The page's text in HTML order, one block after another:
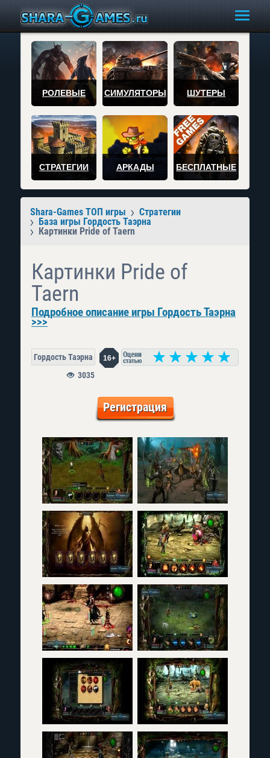
РОЛЕВЫЕ СИМУЛЯТОРЫ ШУТЕРЫ
СТРАТЕГИИ АРКАДЫ БЕСПЛАТНЫЕ
Shara-Games ТОП игры
Стратегии
База игры Гордость Таэрна
Картинки Pride of Taern
Картинки Pride of
Taern
Подробное описание игры Гордость Таэрна
>>>
Гордость Таэрна 16+
3035
Регистрация